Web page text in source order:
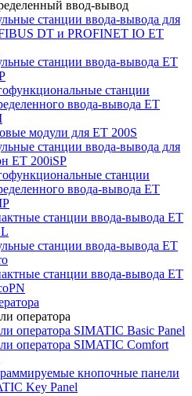
ввод-вывод
станции ввода-вывода для
DT и PROFINET IO ET
станции ввода-вывода ET
станции
ввода-вывода ET
модули для ET 200S
станции ввода-вывода для
ET 200iSP
станции
ввода-вывода ET
станции ввода-вывода ET
станции ввода-вывода ET
станции ввода-вывода ET
оператора
оператора SIMATIC Basic Panel
оператора SIMATIC Comfort
кнопочные панели
Key Panel